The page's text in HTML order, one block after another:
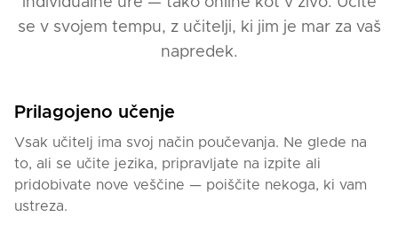
se v svojem tempu, z učitelji, ki jim je mar za vaš
napredek.
Prilagojeno učenje
Vsak učitelj ima svoj način poučevanja. Ne glede na
to, ali se učite jezika, pripravljate na izpite ali
pridobivate nove veščine — poiščite nekoga, ki vam
ustreza.